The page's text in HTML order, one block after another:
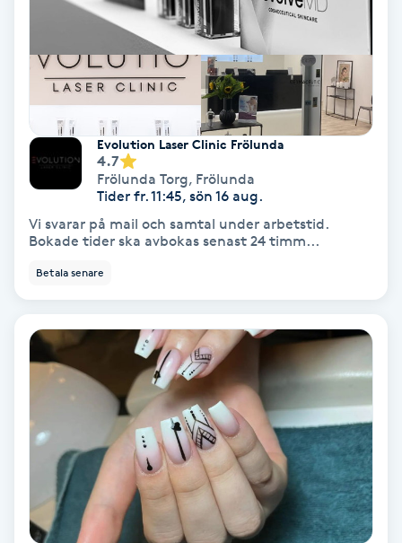
Fotsvamp
Fotvård
Fransborttagning
Fransfärgning
Fransförlängning
Fransförlängning Megavolym
Fransförlängning Volym
Fransk manikyr
Fransrengöring
Evolution Laser Clinic Frölunda
4.7
Frölunda Torg, Frölunda
Tider fr. 11:45, sön 16 aug.
Vi svarar på mail och samtal under arbetstid.
Bokade tider ska avbokas senast 24 timm...
Betala senare